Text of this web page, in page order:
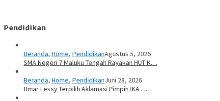
Pendidikan
Beranda, Home, PendidikanAgustus 5, 2026
SMA Negeri 7 Maluku Tengah Rayakan HUT K…
Beranda, Home, PendidikanJuni 28, 2026
Umar Lessy Terpilih Aklamasi Pimpin IKA …